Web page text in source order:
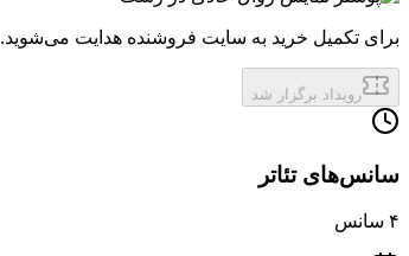
برای تکمیل خرید به سایت فروشنده هدایت می‌شوید.
رویداد برگزار شد
سانس‌های تئاتر
۴ سانس